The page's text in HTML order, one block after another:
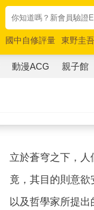
國中自修評量 東野圭吾
唯紅花綻放
奧德賽 路
動漫ACG 親子館
立於蒼穹之下，
竟，其目的則意
以及哲學家所提